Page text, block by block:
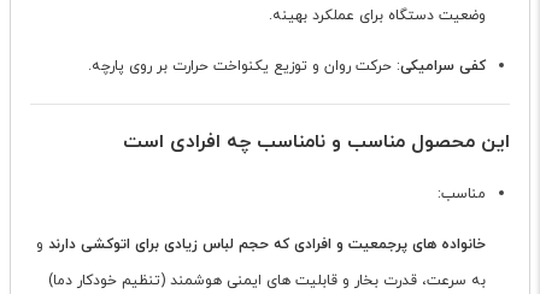
وضعیت دستگاه برای عملکرد بهینه.
کفی سرامیکی: حرکت روان و توزیع یکنواخت حرارت بر روی پارچه.
این محصول مناسب و نامناسب چه افرادی است
مناسب:
خانواده های پرجمعیت و افرادی که حجم لباس زیادی برای اتوکشی دارند و
به سرعت، قدرت بخار و قابلیت های ایمنی هوشمند (تنظیم خودکار دما)